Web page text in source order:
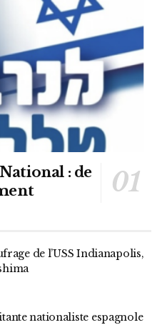
: de
de l’USS Indianapolis,
nationaliste espagnole